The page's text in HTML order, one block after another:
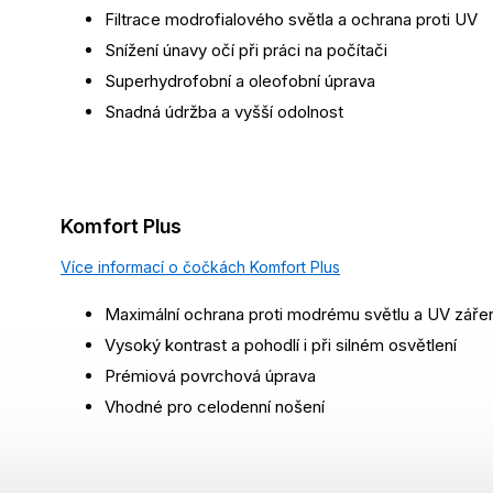
Filtrace modrofialového světla a ochrana proti UV
Snížení únavy očí při práci na počítači
Superhydrofobní a oleofobní úprava
Snadná údržba a vyšší odolnost
Komfort Plus
Více informací o čočkách Komfort Plus
Maximální ochrana proti modrému světlu a UV
Vysoký kontrast a pohodlí i při silném osvětlení
Prémiová povrchová úprava
Vhodné pro celodenní nošení